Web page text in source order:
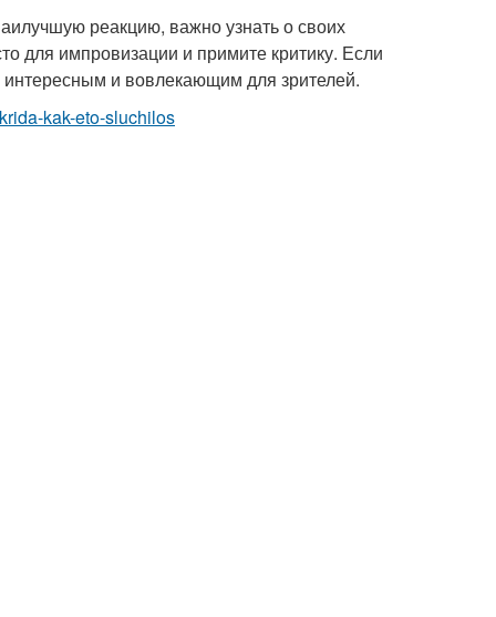
реакцию, важно узнать о своих
для импровизации и примите критику. Если
и вовлекающим для зрителей.
kak-eto-sluchilos